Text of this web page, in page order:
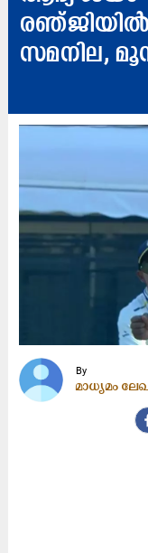
രഞ്ജിയിൽ
സമനില,
By
മാധ്യമം